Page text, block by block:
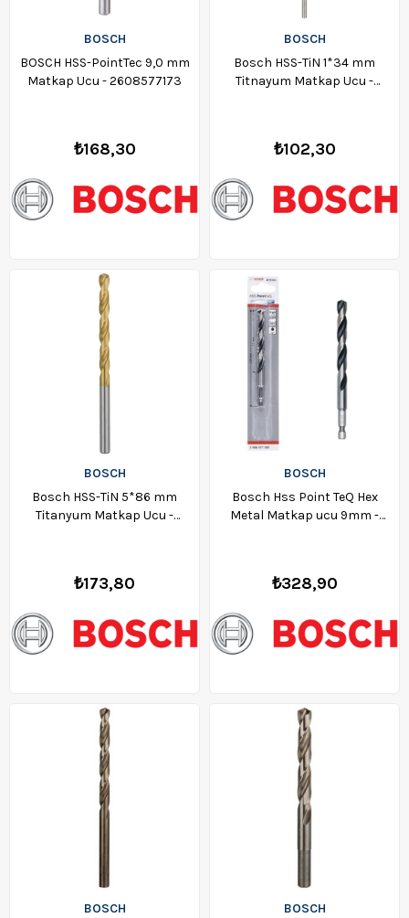
BOSCH
BOSCH HSS-PointTec 9,0 mm
Matkap Ucu - 2608577173
₺168,30
BOSCH
Bosch HSS-TiN 1*34 mm
Titnayum Matkap Ucu -
₺102,30
BOSCH
Bosch HSS-TiN 5*86 mm
Titanyum Matkap Ucu -
₺173,80
BOSCH
Bosch Hss Point TeQ Hex
Metal Matkap ucu 9mm -
₺328,90
BOSCH
BOSCH